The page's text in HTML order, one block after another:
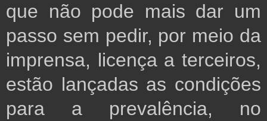
que não pode mais dar um
passo sem pedir, por meio da
imprensa, licença a terceiros,
estão lançadas as condições
para a prevalência, no